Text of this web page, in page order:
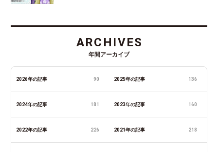
ARCHIVES
年間アーカイブ
2026年の記事 90 2025年の記事 136
2024年の記事 181 2023年の記事 160
2022年の記事 226 2021年の記事 218